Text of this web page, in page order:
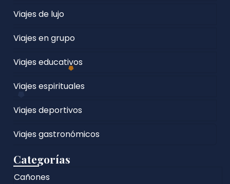
Viajes de lujo
Viajes en grupo
Viajes educativos
Viajes espirituales
Viajes deportivos
Viajes gastronómicos
Categorías
Cañones